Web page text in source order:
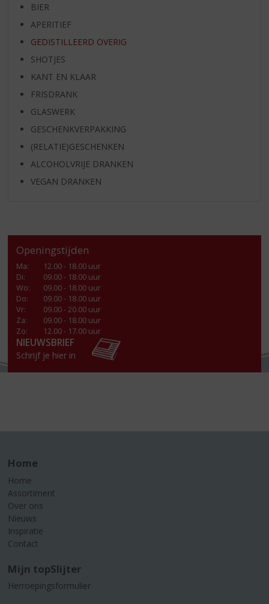
BIER
APERITIEF
GEDISTILLEERD OVERIG
SHOTJES
KANT EN KLAAR
FRISDRANK
GLASWERK
GESCHENKVERPAKKING
(RELATIE)GESCHENKEN
ALCOHOLVRIJE DRANKEN
VEGAN DRANKEN
Openingstijden
Ma:
12.00 - 18.00 uur
Di:
09.00 - 18.00 uur
Wo:
09.00 - 18.00 uur
Do:
09.00 - 18.00 uur
Vr:
09.00 - 20.00 uur
Za:
09.00 - 18.00 uur
Zo:
12.00 - 17.00 uur
NIEUWSBRIEF
Schrijf je hier in
Home
Home
Assortiment
Over ons
Nieuws
Inspiratie
Contact
Mijn topSlijter
Herroepingsformulier